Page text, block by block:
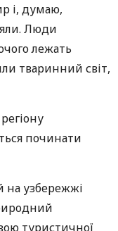
і, думаю,
Люди
лежать
тваринний світ,
починати
на узбережжі
туристичної